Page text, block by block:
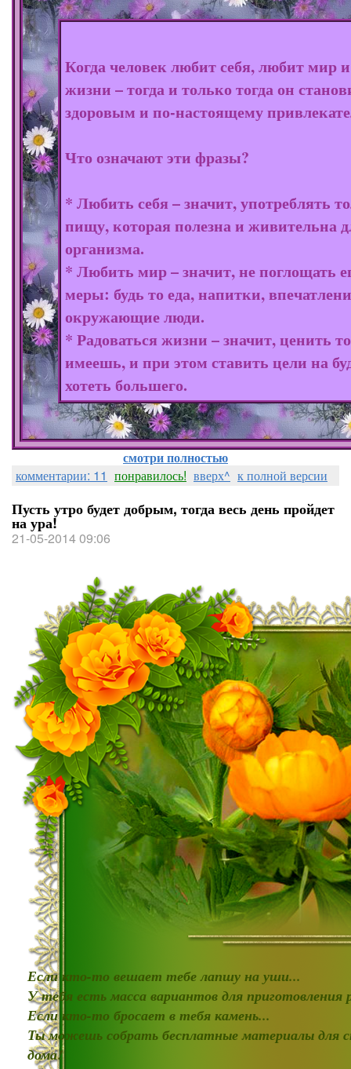
Когда человек любит себя, любит мир и
жизни – тогда и только тогда он
здоровым и по-настоящему
Что означают эти фразы?
* Любить себя – значит, употреблять
пищу, которая полезна и живительна
организма.
* Любить мир – значит, не поглощать
меры: будь то еда, напитки,
окружающие люди.
* Радоваться жизни – значит, ценить
имеешь, и при этом ставить цели на
хотеть большего.
смотри полностью
комментарии: 11 понравилось! вверх^ к полной версии
Пусть утро будет добрым, тогда весь день пройдет
на ура!
21-05-2014 09:06
Если кто-то вешает тебе лапшу на уши...
У тебя есть масса вариантов для
Если кто-то бросает в тебя камень...
Ты можешь собрать бесплатные материалы для
дома!